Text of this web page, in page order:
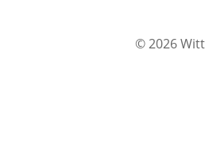
© 2026 Witt